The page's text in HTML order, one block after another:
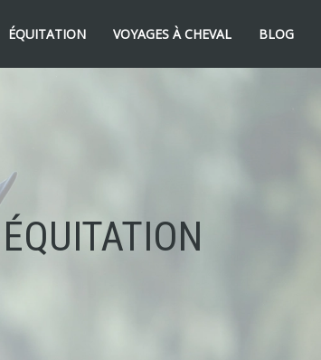
ÉQUITATION VOYAGES À CHEVAL BLOG